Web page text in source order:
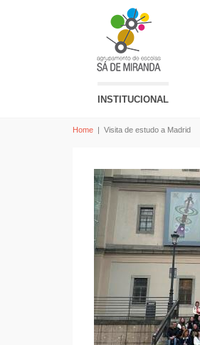
INSTITUCIONAL
Home | Visita de estudo a Madrid